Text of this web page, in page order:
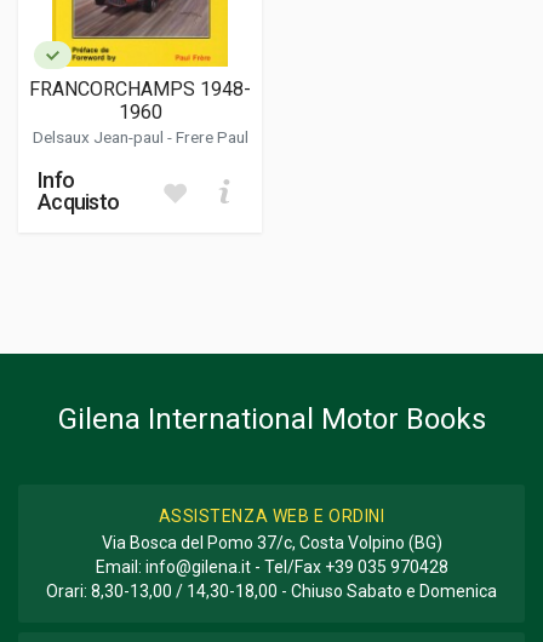
FRANCORCHAMPS 1948-
1960
Delsaux Jean-paul -Frere Paul
Info
Acquisto
Gilena International Motor Books
ASSISTENZA WEB E ORDINI
Via Bosca del Pomo 37/c, Costa Volpino (BG)
Email: info@gilena.it- Tel/Fax +39 035 970428
Orari: 8,30-13,00 / 14,30-18,00 - Chiuso Sabato e Domenica